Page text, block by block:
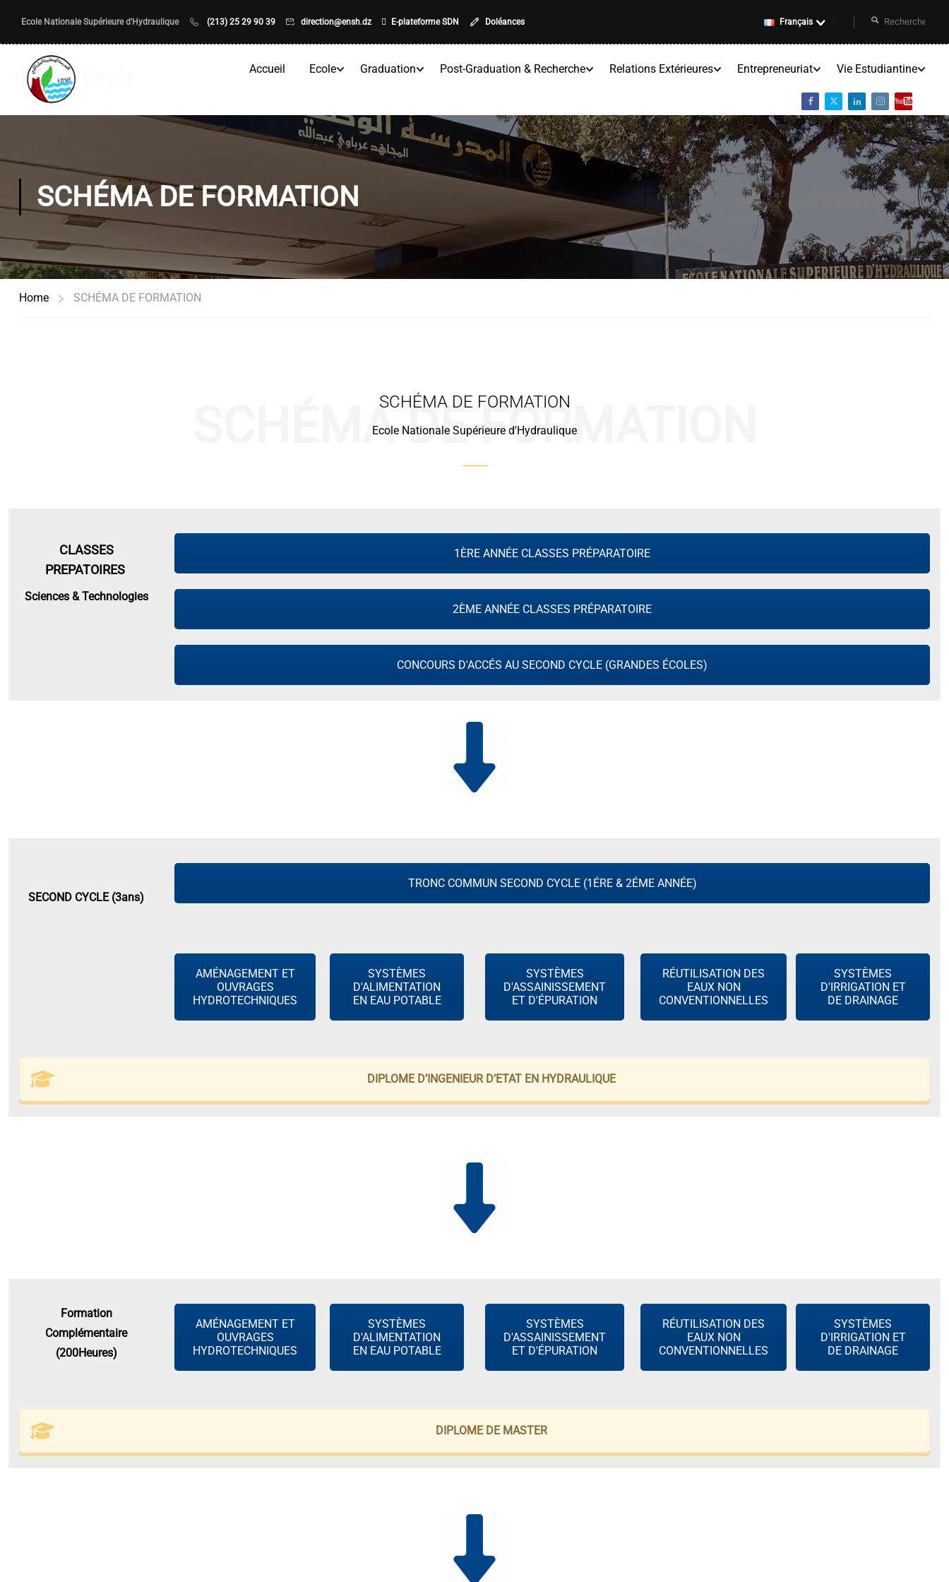
Ecole Nationale Supérieure d'Hydraulique (213) 25 29 90 39 direction@ensh.dz E-plateforme SDN Doléances Français
Accueil Ecole Graduation Post-Graduation & Recherche Relations Extérieures Entrepreneuriat Vie Estudiantine
SCHÉMA DE FORMATION
Home SCHÉMA DE FORMATION
SCHÉMA DE FORMATION
SCHÉMA DE FORMATION
Ecole Nationale Supérieure d'Hydraulique
CLASSES
PREPATOIRES
Sciences & Technologies
1ÈRE ANNÉE CLASSES PRÉPARATOIRE
2ÈME ANNÉE CLASSES PRÉPARATOIRE
CONCOURS D'ACCÉS AU SECOND CYCLE (GRANDES ÉCOLES)
SECOND CYCLE (3ans)
TRONC COMMUN SECOND CYCLE (1ÉRE & 2ÉME ANNÉE)
AMÉNAGEMENT ET
OUVRAGES
HYDROTECHNIQUES
SYSTÈMES
D'ALIMENTATION
EN EAU POTABLE
SYSTÈMES
D'ASSAINISSEMENT
ET D'ÉPURATION
RÉUTILISATION DES
EAUX NON
CONVENTIONNELLES
SYSTÈMES
D'IRRIGATION ET
DE DRAINAGE
DIPLOME D’INGENIEUR D’ETAT EN HYDRAULIQUE
Formation
Complémentaire
(200Heures)
AMÉNAGEMENT ET
OUVRAGES
HYDROTECHNIQUES
SYSTÈMES
D'ALIMENTATION
EN EAU POTABLE
SYSTÈMES
D'ASSAINISSEMENT
ET D'ÉPURATION
RÉUTILISATION DES
EAUX NON
CONVENTIONNELLES
SYSTÈMES
D'IRRIGATION ET
DE DRAINAGE
DIPLOME DE MASTER